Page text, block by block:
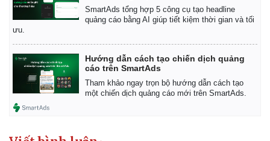
SmartAds tổng hợp 5 công cụ tạo headline
quảng cáo bằng AI giúp tiết kiệm thời gian và tối
ưu.
Hướng dẫn cách tạo chiến dịch quảng
cáo trên SmartAds
Tham khảo ngay trọn bộ hướng dẫn cách tạo
một chiến dịch quảng cáo mới trên SmartAds.